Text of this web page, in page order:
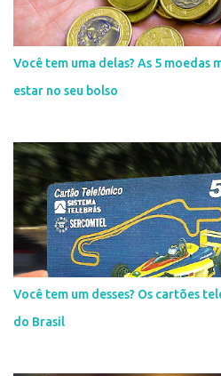
Você tem uma delas? As 5 moedas
estar no seu bolso
Você tem um desses? Os cartões
do Brasil